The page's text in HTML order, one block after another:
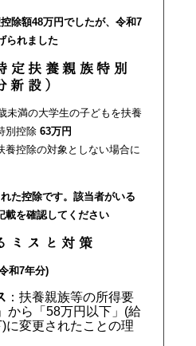
除額48万円でしたが、令和7
られました
扶養親族特別
新設)
未満の大学生の子どもを扶養
別控除 63万円
養控除の対象としない場合に
た控除です。該当者がいる
載を確認してください
スと対策
和7年分)
：扶養親族等の所得要
から「58万円以下」(給
に変更されたことの理